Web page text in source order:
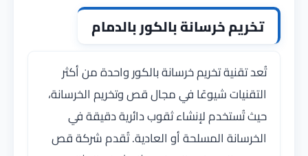
تخريم خرسانة بالكور بالدمام
تُعد تقنية تخريم خرسانة بالكور واحدة من أكثر
التقنيات شيوعًا في مجال قص وتخريم الخرسانة،
حيث تُستخدم لإنشاء ثقوب دائرية دقيقة في
الخرسانة المسلحة أو العادية. تُقدم شركة قص